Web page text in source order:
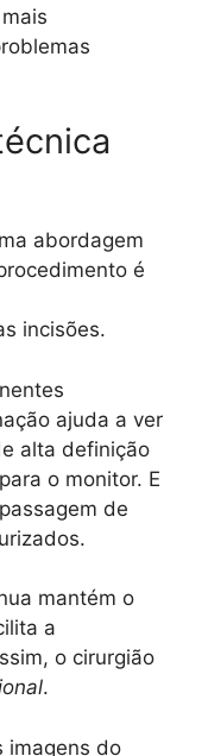
abordagem
é
incisões.
ajuda a ver
alta definição
o monitor. E
de
mantém o
a
o cirurgião
.
imagens do